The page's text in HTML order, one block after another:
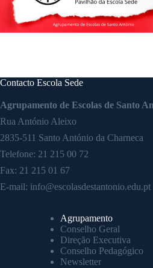
Contacto Escola Sede
Agrupamento de Escolas de Santo
Rua António Aleixo
2835-511 Santo António da Charneca
Telefone: 21 215 00 72
Fax: 21 215 01 67
E-mail: info@escolasdestantonio.edu.pt
Agrupamento
Conselho Geral
Direção Executiva
Conselho Pedagógico
Newsletter